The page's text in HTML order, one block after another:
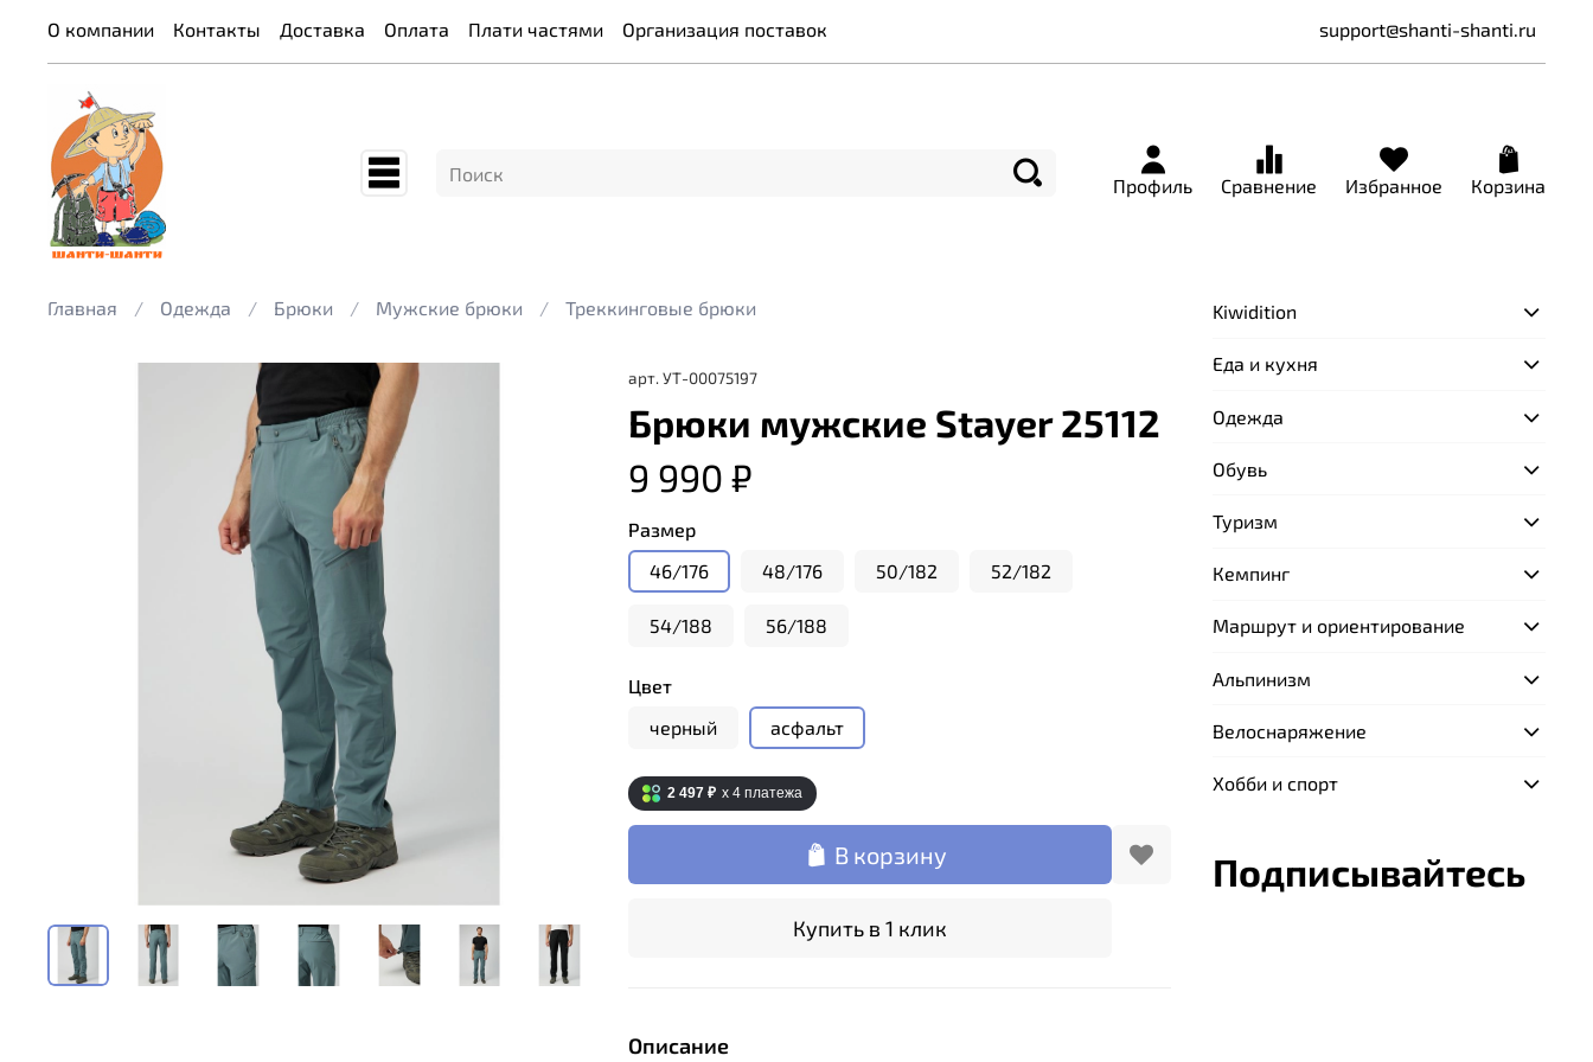
О компании Контакты Доставка Оплата Плати частями Организация поставок support@shanti-shanti.ru
Профиль Сравнение Избранное Корзина
Главная Одежда Брюки Мужские брюки Треккинговые брюки
арт. УТ-00075197
Брюки мужские Stayer 25112
9 990 ₽
Размер
46/176
48/176 50/182 52/182
54/188 56/188
Цвет
черный
асфальт
2 497 ₽ x 4 платежа
В корзину
Купить в 1 клик
Описание
Kiwidition
Еда и кухня
Одежда
Обувь
Туризм
Кемпинг
Маршрут и ориентирование
Альпинизм
Велоснаряжение
Хобби и спорт
Подписывайтесь